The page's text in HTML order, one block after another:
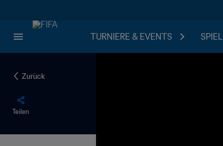
TURNIERE & EVENTS
Zurück
Teilen